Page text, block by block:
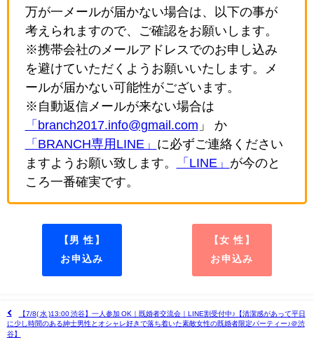
万が一メールが届かない場合は、以下の事が
考えられますので、ご確認をお願いします。
※携帯会社のメールアドレスでのお申し込み
を避けていただくようお願いいたします。メ
ールが届かない可能性がございます。
※自動返信メールが来ない場合は
「branch2017.info@gmail.com 」 か
「BRANCH専用LINE」 に必ずご連絡ください
ますようお願い致します。
「LINE」 が今のと
ころ一番確実です。
【男 性】
お申込み
【女 性】
お申込み
【7/8( 水 )13:00 渋谷】一人参加 OK｜既婚者交流会｜LINE割受付中♪【清潔感があって平日
に少し時間のある紳士男性とオシャレ好きで落ち着いた素敵女性の既婚者限定パーティー♪＠渋
谷】